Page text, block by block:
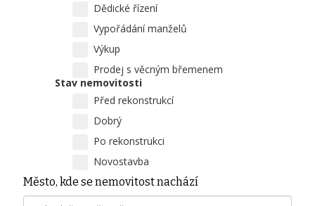
Dědické řízení
Vypořádání manželů
Výkup
Prodej s věcným břemenem
Stav nemovitosti
Před rekonstrukcí
Dobrý
Po rekonstrukci
Novostavba
Město, kde se nemovitost nachází